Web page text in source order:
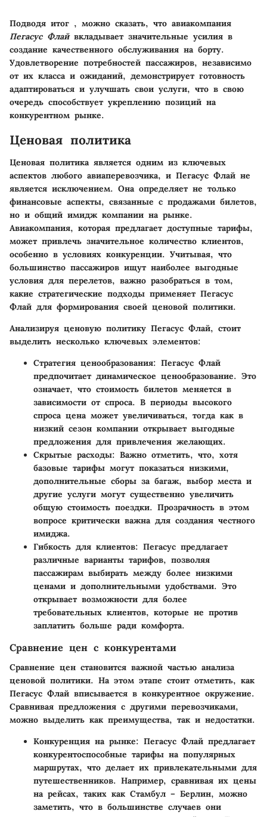
Подводя итог , можно сказать, что авиакомпания
Пегасус Флайвкладывает значительные усилия в
создание качественного обслуживания на борту.
Удовлетворение потребностей пассажиров, независимо
от их класса и ожиданий, демонстрирует готовность
адаптироваться и улучшать свои услуги, что в свою
очередь способствует укреплению позиций на
конкурентном рынке.
Ценовая политика
Ценовая политика является одним из ключевых
аспектов любого авиаперевозчика, и Пегасус Флай не
является исключением. Она определяет не только
финансовые аспекты, связанные с продажами билетов,
но и общий имидж компании на рынке.
Авиакомпания, которая предлагает доступные тарифы,
может привлечь значительное количество клиентов,
особенно в условиях конкуренции. Учитывая, что
большинство пассажиров ищут наиболее выгодные
условия для перелетов, важно разобраться в том,
какие стратегические подходы применяет Пегасус
Флай для формирования своей ценовой политики.
Анализируя ценовую политику Пегасус Флай, стоит
выделить несколько ключевых элементов:
Стратегия ценообразования: Пегасус Флай
предпочитает динамическое ценообразование. Это
означает, что стоимость билетов меняется в
зависимости от спроса. В периоды высокого
спроса цена может увеличиваться, тогда как в
низкий сезон компании открывает выгодные
предложения для привлечения желающих.
Скрытые расходы: Важно отметить, что, хотя
базовые тарифы могут показаться низкими,
дополнительные сборы за багаж, выбор места и
другие услуги могут существенно увеличить
общую стоимость поездки. Прозрачность в этом
вопросе критически важна для создания честного
имиджа.
Гибкость для клиентов: Пегасус предлагает
различные варианты тарифов, позволяя
пассажирам выбирать между более низкими
ценами и дополнительными удобствами. Это
открывает возможности для более
требовательных клиентов, которые не против
заплатить больше ради комфорта.
Сравнение цен с конкурентами
Сравнение цен становится важной частью анализа
ценовой политики. На этом этапе стоит отметить, как
Пегасус Флай вписывается в конкурентное окружение.
Сравнивая предложения с другими перевозчиками,
можно выделить как преимущества, так и недостатки.
Конкуренция на рынке: Пегасус Флай предлагает
конкурентоспособные тарифы на популярных
маршрутах, что делает их привлекательными для
путешественников. Например, сравнивая их цены
на рейсах, таких как Стамбул – Берлин, можно
заметить, что в большинстве случаев они